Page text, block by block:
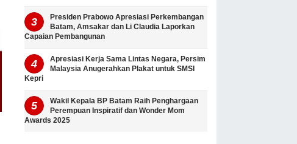
Presiden Prabowo Apresiasi Perkembangan
Batam, Amsakar dan Li Claudia Laporkan
Capaian Pembangunan
Apresiasi Kerja Sama Lintas Negara, Persim
Malaysia Anugerahkan Plakat untuk SMSI
Kepri
Wakil Kepala BP Batam Raih Penghargaan
Perempuan Inspiratif dan Wonder Mom
Awards 2025